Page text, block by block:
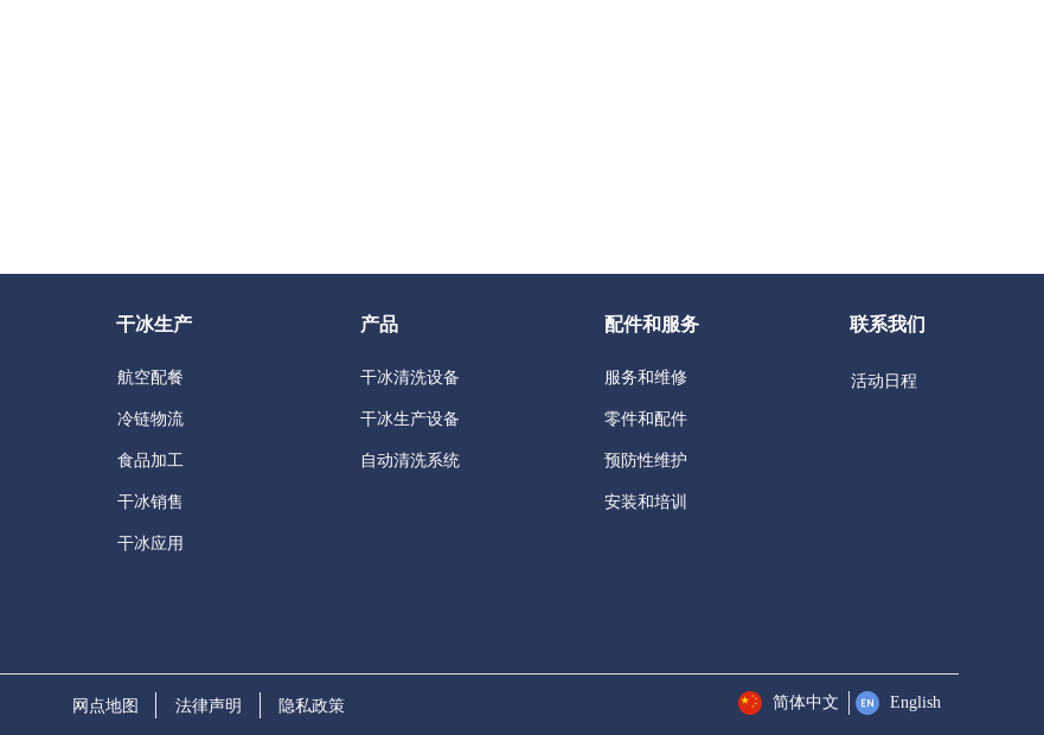
航空配餐
冷链物流
食品加工
干冰销售
干冰应用
干冰生产
干冰清洗设备
干冰生产设备
自动清洗系统
产品
服务和维修
零件和配件
预防性维护
安装和培训
配件和服务
活动日程
联系我们
网点地图 法律声明 隐私政策 简体中文 English